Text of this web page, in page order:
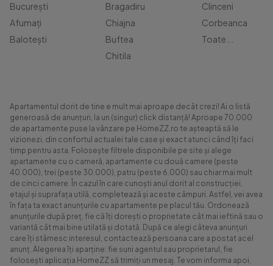
București
Afumați
Balotești
Bragadiru
Chiajna
Buftea
Chitila
Clinceni
Corbeanca
Toate...
Apartamentul dorit de tine e mult mai aproape decât crezi! Ai o listă
generoasă de anunțuri, la un (singur) click distanță! Aproape 70.000
de apartamente puse la vânzare pe HomeZZ.ro te așteaptă să le
vizionezi, din confortul actualei tale case și exact atunci când îți faci
timp pentru asta. Folosește filtrele disponibile pe site și alege
apartamente cu o cameră, apartamente cu două camere (peste
40.000), trei (peste 30.000), patru (peste 6.000) sau chiar mai mult
de cinci camere. În cazul în care cunoști anul dorit al construcției,
etajul și suprafața utilă, completează și aceste câmpuri. Astfel, vei avea
în fața ta exact anunțurile cu apartamente pe placul tău. Ordonează
anunțurile după preț, fie că îți dorești o proprietate cât mai ieftină sau o
variantă cât mai bine utilată și dotată. După ce alegi câteva anunțuri
care îți stârnesc interesul, contactează persoana care a postat acel
anunț. Alegerea îți aparține: fie suni agentul sau proprietarul, fie
folosești aplicația HomeZZ să trimiți un mesaj. Te vom informa apoi,